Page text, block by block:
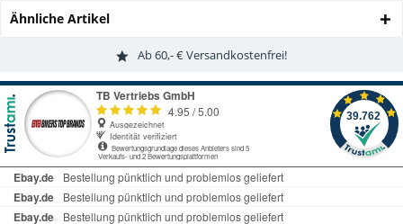
Ähnliche Artikel
Ab 60,- € Versandkostenfrei!